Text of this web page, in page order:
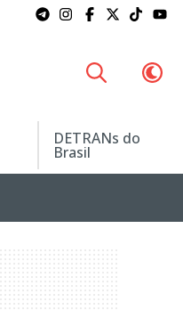
DETRANs do
Brasil